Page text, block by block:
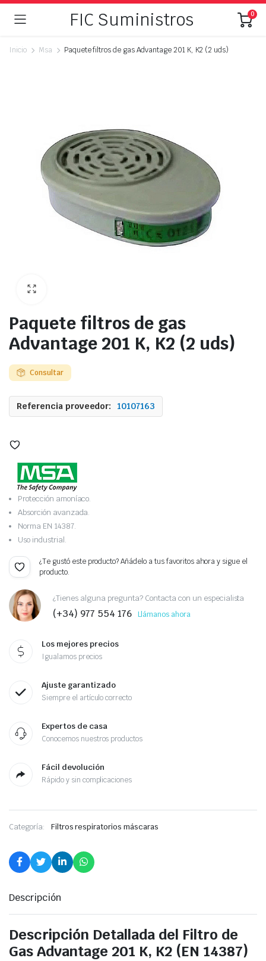
FIC Suministros 0
Inicio Msa Paquete filtros de gas Advantage 201 K, K2 (2 uds)
Paquete filtros de gas
Advantage 201 K, K2 (2 uds)
Consultar
Referencia proveedor: 10107163
Protección amoníaco.
Absorción avanzada.
Norma EN 14387.
Uso industrial.
¿Te gustó este producto? Añádelo a tus favoritos ahora y sigue el
producto.
¿Tienes alguna pregunta? Contacta con un especialista
(+34) 977 554 176 Llámanos ahora
Los mejores precios
Igualamos precios
Ajuste garantizado
Siempre el artículo correcto
Expertos de casa
Conocemos nuestros productos
Fácil devolución
Rápido y sin complicaciones
Categoría: Filtros respiratorios máscaras
Descripción
Descripción Detallada del Filtro de
Gas Advantage 201 K, K2 (EN 14387)